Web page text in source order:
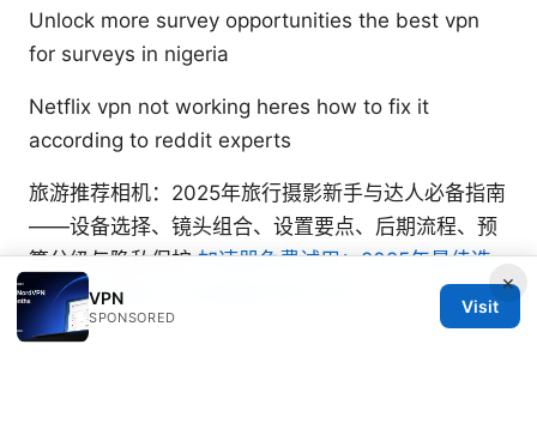
Unlock more survey opportunities the best vpn
for surveys in nigeria
Netflix vpn not working heres how to fix it
according to reddit experts
旅游推荐相机：2025年旅行摄影新手与达人必备指南
——设备选择、镜头组合、设置要点、后期流程、预
算分级与隐私保护加速器免费试用：2025年最佳选
择与完整指南VPN加速器评测与对比
×
VPN
SPONSORED
Visit